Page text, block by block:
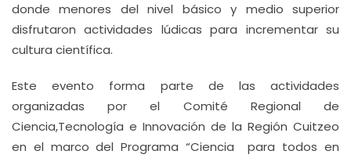
donde menores del nivel básico y medio superior
disfrutaron actividades lúdicas para incrementar su
cultura científica.
Este evento forma parte de las actividades
organizadas por el Comité Regional de
Ciencia,Tecnología e Innovación de la Región Cuitzeo
en el marco del Programa “Ciencia para todos en